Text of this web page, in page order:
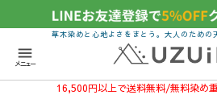
menu
メニュー
草木染めと心地よさをまとう。大人のための
16,500円以上で送料無料/無料染め